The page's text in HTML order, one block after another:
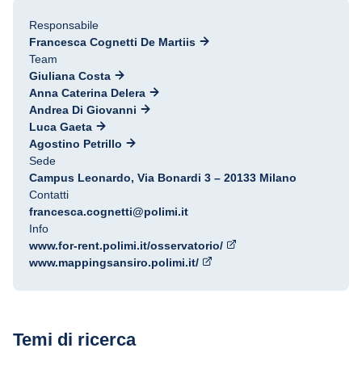
Responsabile
Francesca Cognetti De Martiis
Team
Giuliana Costa
Anna Caterina Delera
Andrea Di Giovanni
Luca Gaeta
Agostino Petrillo
Sede
Campus Leonardo, Via Bonardi 3 – 20133 Milano
Contatti
francesca.cognetti@polimi.it
Info
www.for-rent.polimi.it/osservatorio/
www.mappingsansiro.polimi.it/
Temi di ricerca